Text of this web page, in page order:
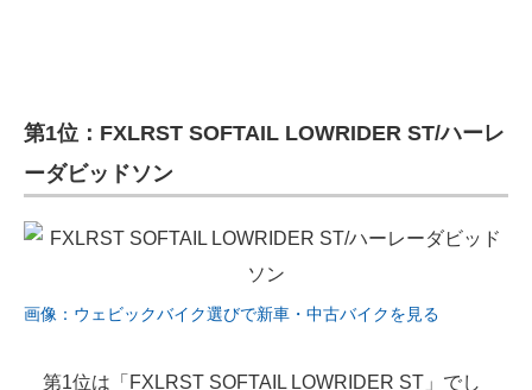
第1位：FXLRST SOFTAIL LOWRIDER ST/ハーレ
ーダビッドソン
画像：ウェビックバイク選びで新車・中古バイクを見る
第1位は「FXLRST SOFTAIL LOWRIDER ST」でし